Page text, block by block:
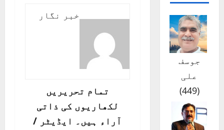
خبر نگار
تمام تحریریں
لکھاریوں کی ذاتی
آراء ہیں۔ ایڈیٹر /
جوسف
علی
(
449
)